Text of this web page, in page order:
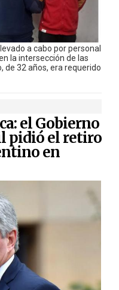
a cabo por personal
la intersección de las
de 32 años, era requerido
el Gobierno
pidió el retiro
en